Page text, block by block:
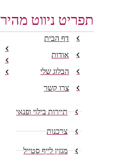
תפריט ניווט מהיר
דף הבית
אודות
הבלוג שלי
צרו קשר
תיירות בילוי ופנאי
צרכנות
מגזין לייף סטייל